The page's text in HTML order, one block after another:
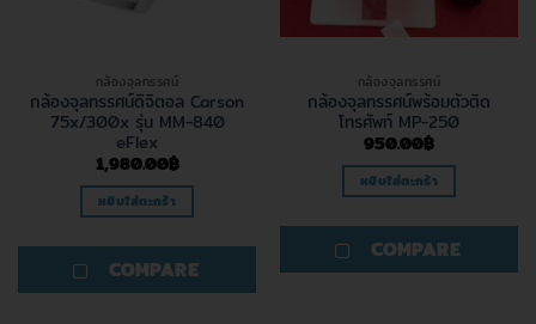
กล้องจุลทรรศน์
กล้องจุลทรรศน์ดิจิตอล Carson
75x/300x รุ่น MM-840
eFlex
1,980.00฿
หยิบใส่ตะกร้า
COMPARE
กล้องจุลทรรศน์
กล้องจุลทรรศน์พร้อมตัวติด
โทรศัพท์ MP-250
950.00฿
หยิบใส่ตะกร้า
COMPARE